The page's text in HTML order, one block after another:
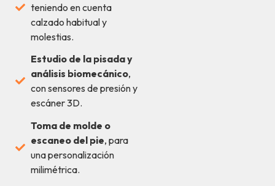
teniendo en cuenta
calzado habitual y
molestias.
Estudio de la pisada y
análisis biomecánico,
con sensores de presión y
escáner 3D.
Toma de molde o
escaneo del pie, para
una personalización
milimétrica.